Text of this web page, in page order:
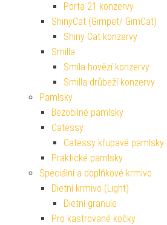
Porta 21 konzervy
ShinyCat (Gimpet/ GimCat)
Shiny Cat konzervy
Smilla
Smila hovězí konzervy
Smilla drůbeží konzervy
Pamlsky
Bezobilné pamlsky
Catessy
Catessy křupavé pamlsky
Praktické pamlsky
Speciální a doplňkové krmivo
Dietní krmivo (Light)
Dietní granule
Pro kastrované kočky